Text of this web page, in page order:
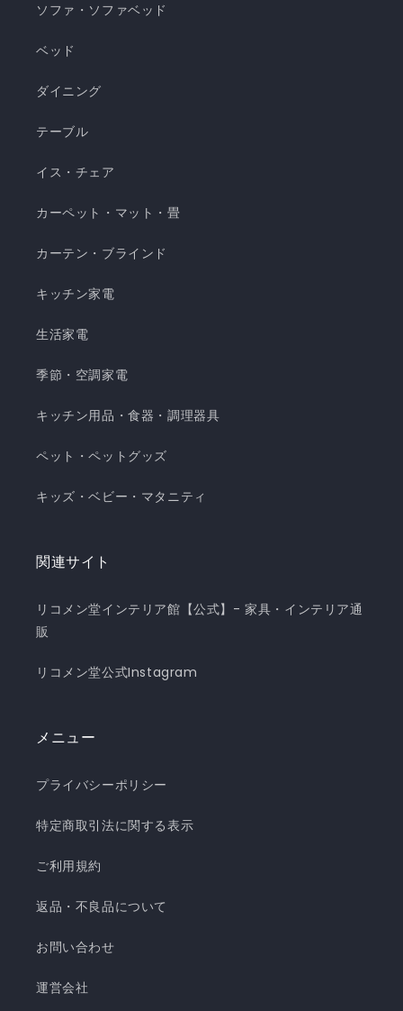
シブル仕様 ・柔らかくてとろっとしたくしゅくし
ゅレーヨン生地 ・春先～秋頃まで長く使える ・抗
濯できてお手入れ簡単 瞬間避暑地 くしゅくしゅケ
暑地 くしゅくしゅケット SD...
ソファ・ソファベッド
ベッド
ダイニング
テーブル
イス・チェア
カーペット・マット・畳
カーテン・ブラインド
キッチン家電
生活家電
季節・空調家電
キッチン用品・食器・調理器具
ペット・ペットグッズ
キッズ・ベビー・マタニティ
関連サイト
リコメン堂インテリア館【公式】- 家具・インテリア通
販
リコメン堂公式Instagram
メニュー
プライバシーポリシー
特定商取引法に関する表示
ご利用規約
返品・不良品について
お問い合わせ
運営会社